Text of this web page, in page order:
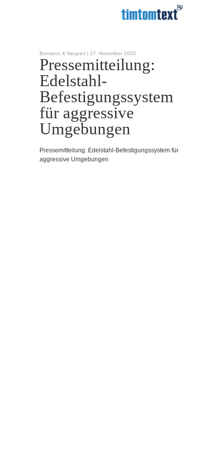
Bormann & Neupert | 27. November 2020
Pressemitteilung:
Edelstahl-
Befestigungssystem
für aggressive
Umgebungen
Pressemitteilung: Edelstahl-Befestigungssystem für
aggressive Umgebungen